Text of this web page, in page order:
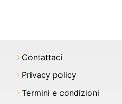
Contattaci
Privacy policy
Termini e condizioni